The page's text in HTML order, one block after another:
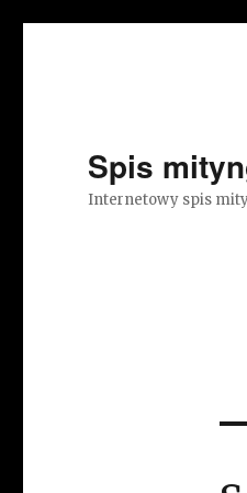
Spis
Internetowy spis